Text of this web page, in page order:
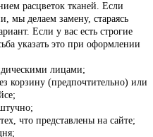
расцветок тканей. Если
мы делаем замену, стараясь
Если у вас есть строгие
указать это при оформлении
лицами;
корзину (предпочтительно) или
что представлены на сайте;